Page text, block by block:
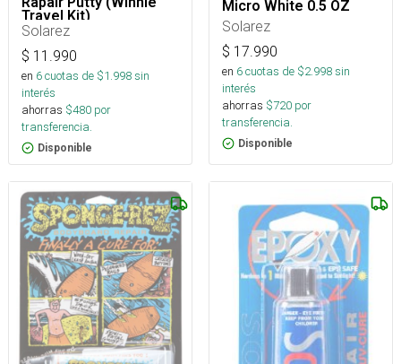
Travel Kit)
Solarez
$ 11.990
en 6cuotas de $1.998sin
interés
ahorras $480 por
transferencia.
Disponible
Micro White 0.5 OZ
Solarez
$ 17.990
en 6cuotas de $2.998sin
interés
ahorras $720 por
transferencia.
Disponible